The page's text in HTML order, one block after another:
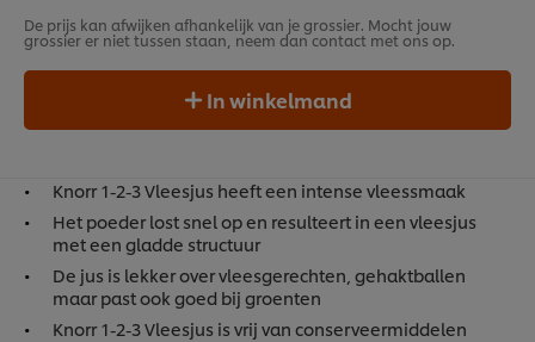
De prijs kan afwijken afhankelijk van je grossier. Mocht jouw
grossier er niet tussen staan, neem dan contact met ons op.
In winkelmand
Knorr 1-2-3 Vleesjus heeft een intense vleessmaak
Het poeder lost snel op en resulteert in een vleesjus
met een gladde structuur
De jus is lekker over vleesgerechten, gehaktballen
maar past ook goed bij groenten
Knorr 1-2-3 Vleesjus is vrij van conserveermiddelen